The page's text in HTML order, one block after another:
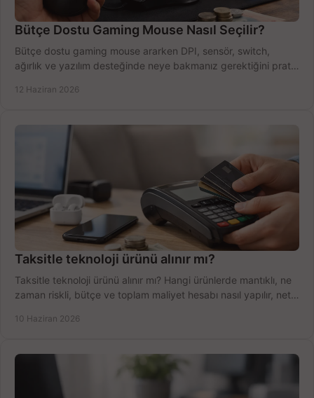
Bütçe Dostu Gaming Mouse Nasıl Seçilir?
Bütçe dostu gaming mouse ararken DPI, sensör, switch,
ağırlık ve yazılım desteğinde neye bakmanız gerektiğini pratik
12 Haziran 2026
Taksitle teknoloji ürünü alınır mı?
Taksitle teknoloji ürünü alınır mı? Hangi ürünlerde mantıklı, ne
zaman riskli, bütçe ve toplam maliyet hesabı nasıl yapılır, net
10 Haziran 2026